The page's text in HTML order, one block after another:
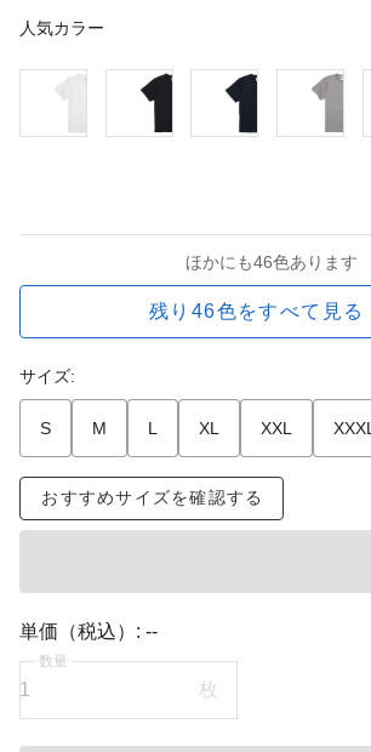
人気カラー
ほかにも46色あります
残り46色をすべて見る
サイズ:
S M L XL XXL XXXL
おすすめサイズを確認する
単価（税込）: --
枚
数量